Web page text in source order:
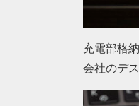
充電部格
会社のデ